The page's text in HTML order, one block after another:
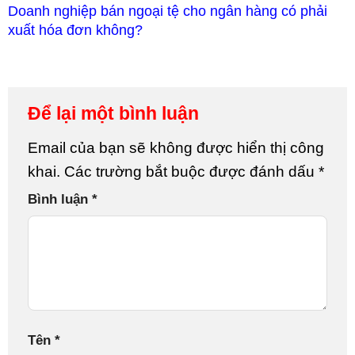
Doanh nghiệp bán ngoại tệ cho ngân hàng có phải
xuất hóa đơn không?
Để lại một bình luận
Email của bạn sẽ không được hiển thị công
khai. Các trường bắt buộc được đánh dấu *
Bình luận *
Tên *